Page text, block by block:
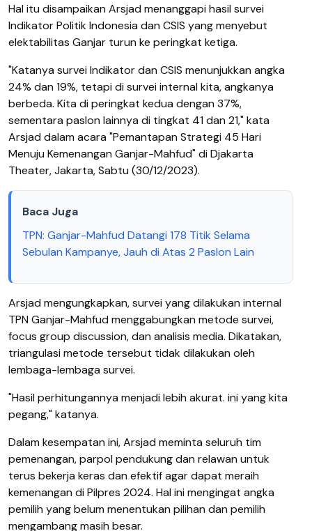
Hal itu disampaikan Arsjad menanggapi hasil survei
Indikator Politik Indonesia dan CSIS yang menyebut
elektabilitas Ganjar turun ke peringkat ketiga.
"Katanya survei Indikator dan CSIS menunjukkan angka
24% dan 19%, tetapi di survei internal kita, angkanya
berbeda. Kita di peringkat kedua dengan 37%,
sementara paslon lainnya di tingkat 41 dan 21," kata
Arsjad dalam acara "Pemantapan Strategi 45 Hari
Menuju Kemenangan Ganjar-Mahfud" di Djakarta
Theater, Jakarta, Sabtu (30/12/2023).
Baca Juga
TPN: Ganjar-Mahfud Datangi 178 Titik Selama
Sebulan Kampanye, Jauh di Atas 2 Paslon Lain
Arsjad mengungkapkan, survei yang dilakukan internal
TPN Ganjar-Mahfud menggabungkan metode survei,
focus group discussion, dan analisis media. Dikatakan,
triangulasi metode tersebut tidak dilakukan oleh
lembaga-lembaga survei.
"Hasil perhitungannya menjadi lebih akurat. ini yang kita
pegang," katanya.
Dalam kesempatan ini, Arsjad meminta seluruh tim
pemenangan, parpol pendukung dan relawan untuk
terus bekerja keras dan efektif agar dapat meraih
kemenangan di Pilpres 2024. Hal ini mengingat angka
pemilih yang belum menentukan pilihan dan pemilih
mengambang masih besar.